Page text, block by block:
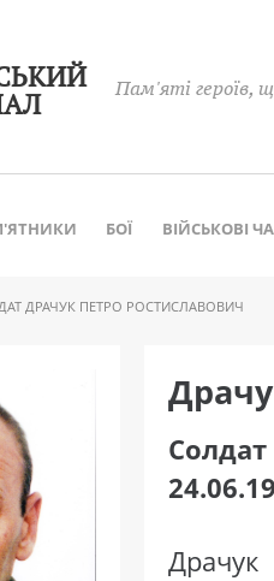
Пам'яті героїв,
БОЇ ВІЙСЬКОВІ
ДРАЧУК ПЕТРО РОСТИСЛАВОВИЧ
Cолдат